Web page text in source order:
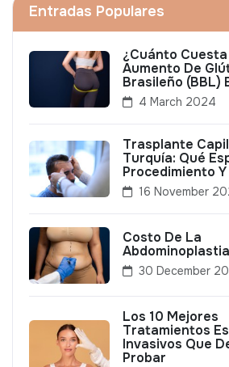
Entradas Populares
¿Cuánto Cuesta
Aumento De
Brasileño (BBL)
4 March 2024
Trasplante
Turquía: Qué
Procedimiento
16 November
Costo De La
30 December
Los 10 Mejores
Tratamientos
Invasivos Que
Probar